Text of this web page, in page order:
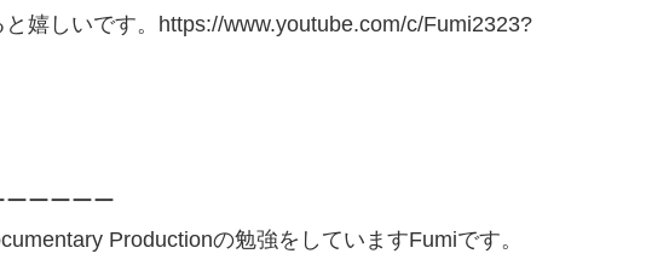
嬉しいです。https://www.youtube.com/c/Fumi2323?
ーーーー
Productionの勉強をしていますFumiです。